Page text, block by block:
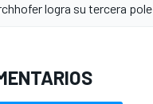
logra su tercera pole